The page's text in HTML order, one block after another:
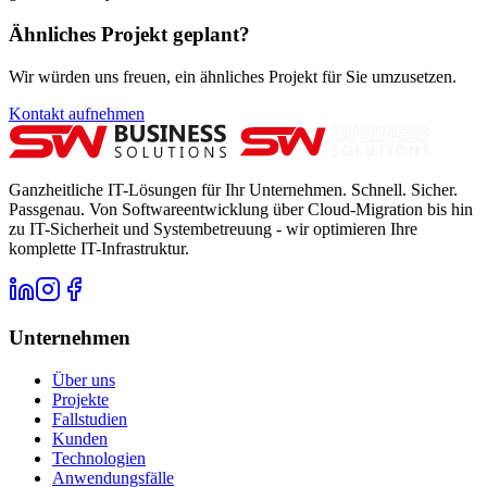
Ähnliches Projekt geplant?
Wir würden uns freuen, ein ähnliches Projekt für Sie umzusetzen.
Kontakt aufnehmen
Ganzheitliche IT-Lösungen für Ihr Unternehmen. Schnell. Sicher.
Passgenau. Von Softwareentwicklung über Cloud-Migration bis hin
zu IT-Sicherheit und Systembetreuung - wir optimieren Ihre
komplette IT-Infrastruktur.
Unternehmen
Über uns
Projekte
Fallstudien
Kunden
Technologien
Anwendungsfälle